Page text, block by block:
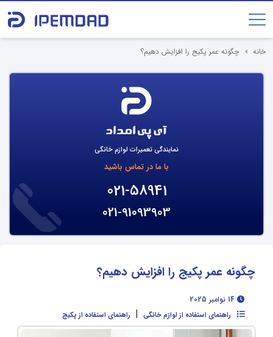
خانه چگونه عمر پکیج را افزایش دهیم؟
نمایندگی تعمیرات لوازم خانگی
با ما در تماس باشید
021-58941
021-91093903
چگونه عمر پکیج را افزایش دهیم؟
راهنمای استفاده از لوازم خانگی | راهنمای استفاده از پکیج